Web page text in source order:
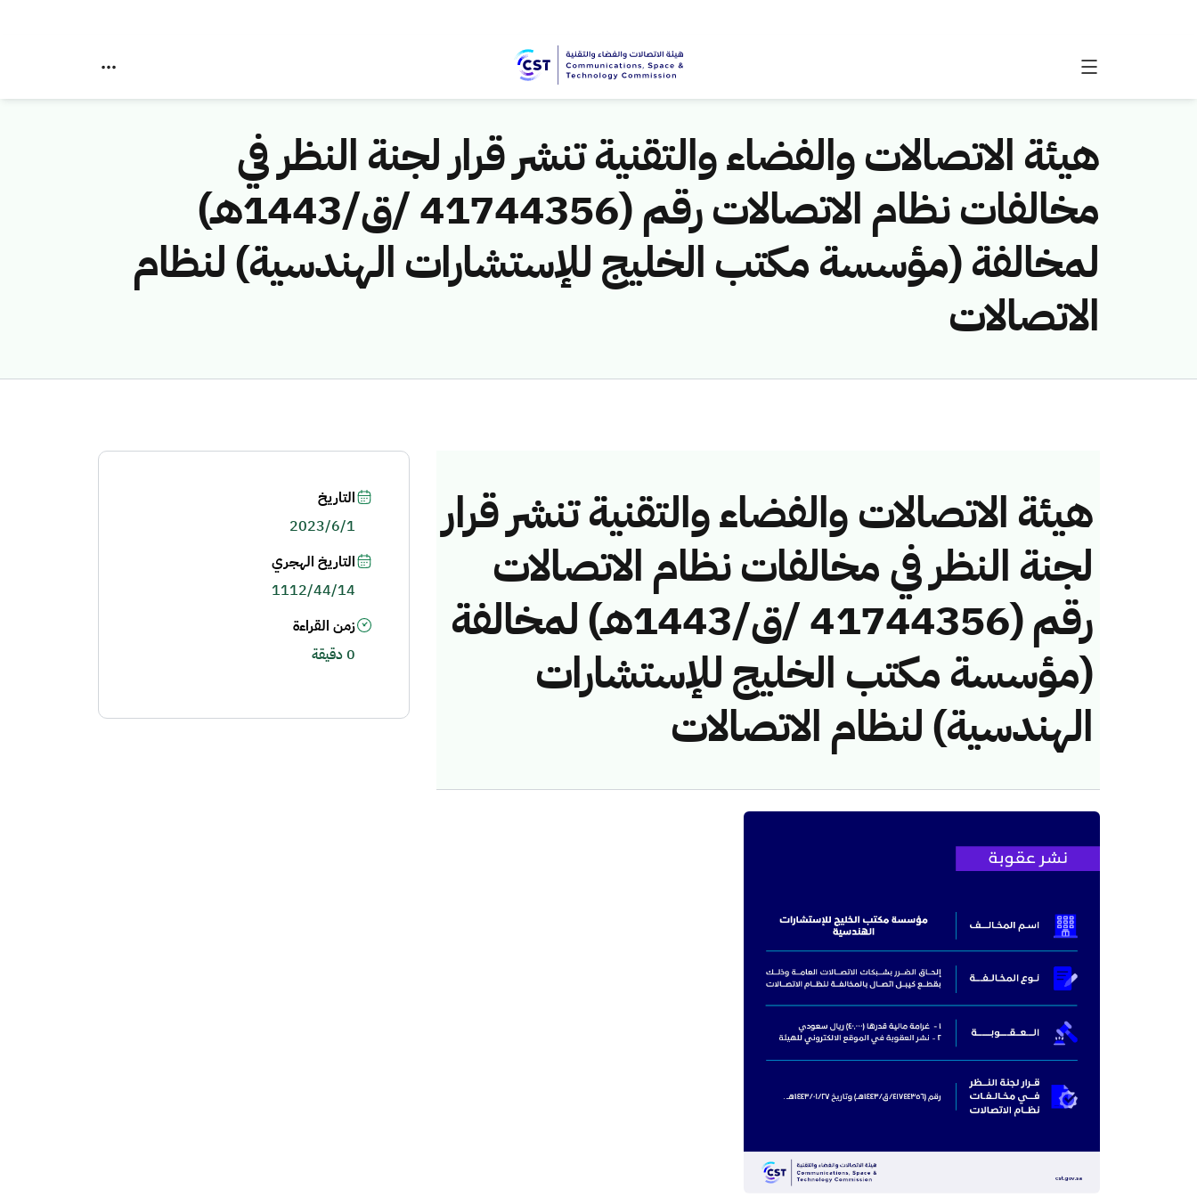
هيئة الاتصالات والفضاء والتقنية تنشر قرار لجنة النظر في
مخالفات نظام الاتصالات رقم (41744356 /ق/1443هـ)
لمخالفة (مؤسسة مكتب الخليج للإستشارات الهندسية) لنظام
الاتصالات
هيئة الاتصالات والفضاء والتقنية تنشر قرار
لجنة النظر في مخالفات نظام الاتصالات
رقم (41744356 /ق/1443هـ) لمخالفة
(مؤسسة مكتب الخليج للإستشارات
الهندسية) لنظام الاتصالات
التاريخ
2023/6/1
التاريخ الهجري
1112/44/14
زمن القراءة
0 دقيقة